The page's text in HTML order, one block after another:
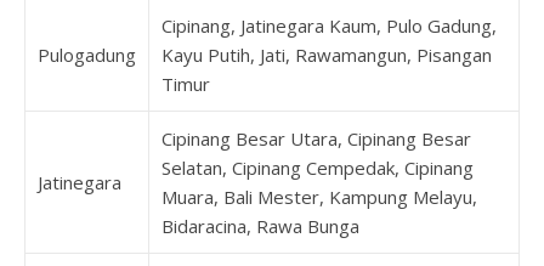
Pulogadung
Cipinang, Jatinegara Kaum, Pulo Gadung,
Kayu Putih, Jati, Rawamangun, Pisangan
Timur
Jatinegara
Cipinang Besar Utara, Cipinang Besar
Selatan, Cipinang Cempedak, Cipinang
Muara, Bali Mester, Kampung Melayu,
Bidaracina, Rawa Bunga